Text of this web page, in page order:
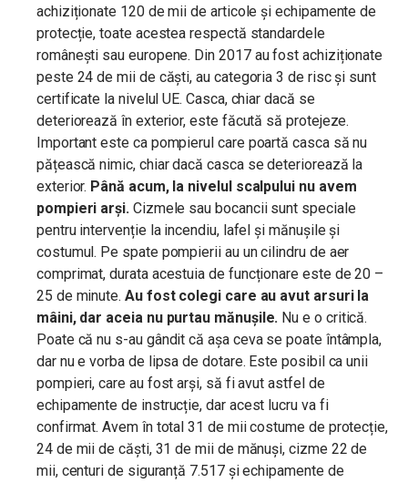
achiziționate 120 de mii de articole și echipamente de
protecție, toate acestea respectă standardele
românești sau europene. Din 2017 au fost achiziționate
peste 24 de mii de căști, au categoria 3 de risc și sunt
certificate la nivelul UE. Casca, chiar dacă se
deteriorează în exterior, este făcută să protejeze.
Important este ca pompierul care poartă casca să nu
pățească nimic, chiar dacă casca se deteriorează la
exterior. Până acum, la nivelul scalpului nu avem
pompieri arși. Cizmele sau bocancii sunt speciale
pentru intervenție la incendiu, lafel și mănușile și
costumul. Pe spate pompierii au un cilindru de aer
comprimat, durata acestuia de funcționare este de 20 –
25 de minute. Au fost colegi care au avut arsuri la
mâini, dar aceia nu purtau mănușile. Nu e o critică.
Poate că nu s-au gândit că așa ceva se poate întâmpla,
dar nu e vorba de lipsa de dotare. Este posibil ca unii
pompieri, care au fost arși, să fi avut astfel de
echipamente de instrucție, dar acest lucru va fi
confirmat. Avem în total 31 de mii costume de protecție,
24 de mii de căști, 31 de mii de mănuși, cizme 22 de
mii, centuri de siguranță 7.517 și echipamente de